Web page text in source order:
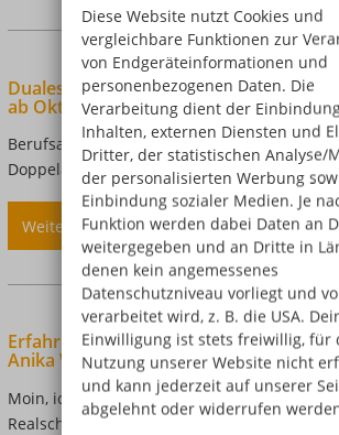
Diese Website nutzt Cookies und
vergleichbare Funktionen zur
von Endgeräteinformationen und
personenbezogenen Daten. Die
Verarbeitung dient der
Inhalten, externen Diensten und
Dritter, der statistischen Analyse/
der personalisierten Werbung
Einbindung sozialer Medien. Je
Funktion werden dabei Daten an
weitergegeben und an Dritte in
denen kein angemessenes
Datenschutzniveau vorliegt und
verarbeitet wird, z. B. die USA.
Einwilligung ist stets freiwillig, für
Nutzung unserer Website nicht
und kann jederzeit auf unserer
abgelehnt oder widerrufen
Blindow-
Schulen
Leipzig:
Feierliche
Eröffnung
des
neues
Schulgebäudes
Duales Studium: Soziale Arbeit und
ab Oktober
Berufsabschluss plus Studium – in drei
Doppelabschluss
Weiterlesenüber
Duales
Studium:
Soziale
Arbeit
und
Kindheitspädagogik
ab
Erfahrungsbericht zur Ergotherapie
Anika Weber
Moin, ich bin Anika Weber, 26 Jahre alt und
Realschulabschluss. Derzeit befinde ich